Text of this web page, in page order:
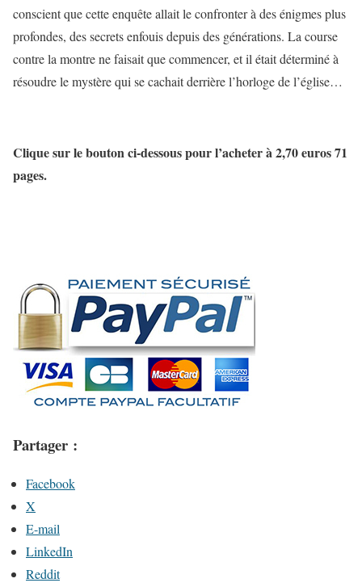
conscient que cette enquête allait le confronter à des énigmes plus
profondes, des secrets enfouis depuis des générations. La course
contre la montre ne faisait que commencer, et il était déterminé à
résoudre le mystère qui se cachait derrière l’horloge de l’église…
Clique sur le bouton ci-dessous pour l’acheter à 2,70 euros 71
pages.
Partager :
Facebook
X
E-mail
LinkedIn
Reddit